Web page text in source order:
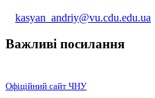
kasyan_andriy@vu.cdu.edu.ua
Важливі посилання
Офіційний сайт ЧНУ